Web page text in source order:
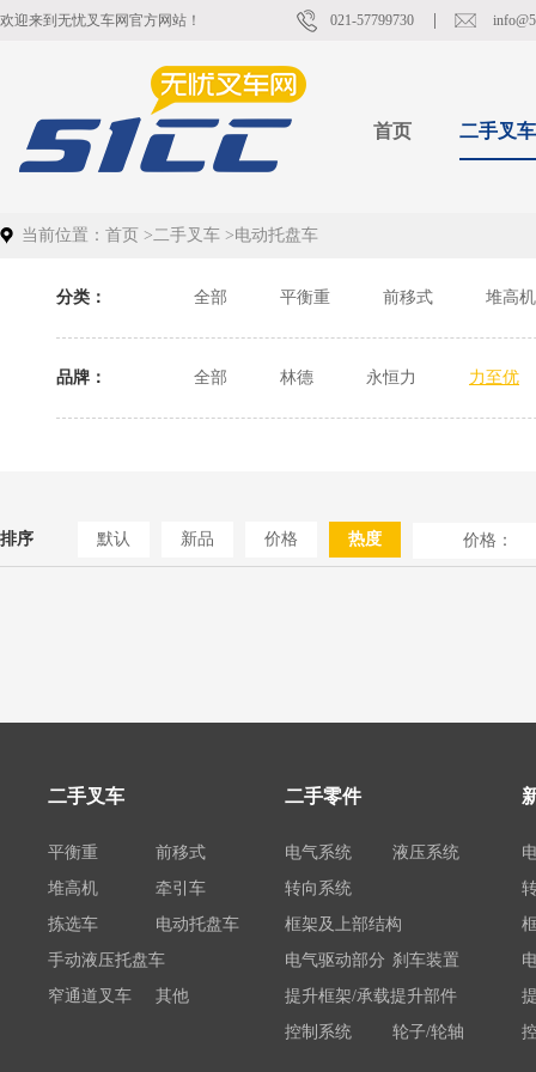
欢迎来到无忧叉车网官方网站！ 021-57799730
首页 二手叉车
当前位置： 首页 >二手叉车 >电动托盘车
分类： 全部 平衡重 前移式 堆高机
品牌： 全部 林德 永恒力 力至优
排序 默认 新品 价格 热度 价格：
二手叉车
平衡重
前移式
堆高机
牵引车
拣选车
电动托盘车
手动液压托盘车
窄通道叉车
其他
二手零件
电气系统
液压系统
转向系统
框架及上部结构
电气驱动部分 刹车装置
提升框架/承载提升部件
控制系统
轮子/轮轴